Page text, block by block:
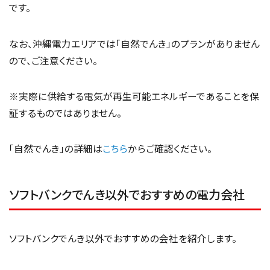
です。
なお、沖縄電力エリアでは「自然でんき」のプランがありません
ので、ご注意ください。
※実際に供給する電気が再生可能エネルギーであることを保
証するものではありません。
「自然でんき」の詳細はこちらからご確認ください。
ソフトバンクでんき以外でおすすめの電力会社
ソフトバンクでんき以外でおすすめの会社を紹介します。